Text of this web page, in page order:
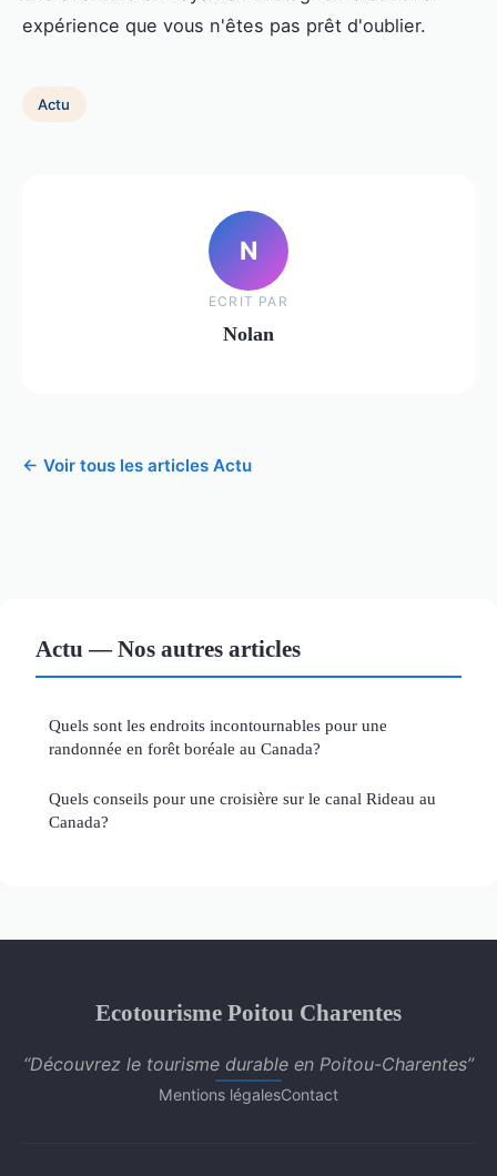
expérience que vous n'êtes pas prêt d'oublier.
Actu
N
ECRIT PAR
Nolan
← Voir tous les articles Actu
Actu — Nos autres articles
Quels sont les endroits incontournables pour une
randonnée en forêt boréale au Canada?
Quels conseils pour une croisière sur le canal Rideau au
Canada?
Ecotourisme Poitou Charentes
“Découvrez le tourisme durable en Poitou-Charentes”
Mentions légalesContact